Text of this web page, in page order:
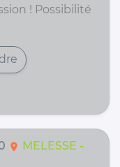
! Possibilité
location_on
MELESSE -